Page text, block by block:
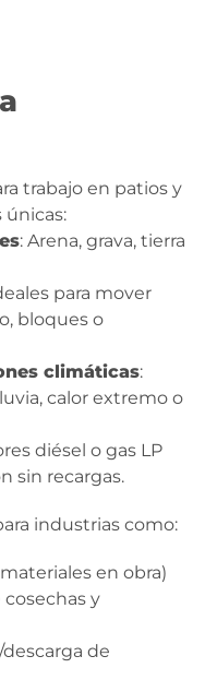
trabajo en patios y
únicas:
: Arena, grava, tierra
para mover
bloques o
climáticas:
calor extremo o
diésel o gas LP
sin recargas.
industrias como:
en obra)
y
descarga de